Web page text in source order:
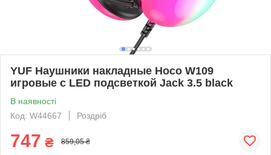
YUF Наушники накладные Hoco W109
игровые с LED подсветкой Jack 3.5 black
В наявності
Код: W44667
Роздріб
747 ₴ 859,05 ₴